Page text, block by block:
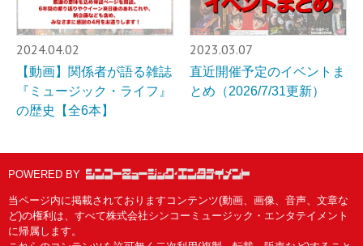
2024.04.02
【動画】関係者が語る雑誌
『ミュージック・ライフ』
の歴史【全6本】
2023.03.07
直近開催予定のイベントま
とめ（2026/7/31更新）
POWERED BY
当ページ内に掲載されておりますコンテンツ(動画、画像、音声、文章な
ど)の権利は、すべて株式会社シンコーミュージック・エンタテイメント
に帰属します。